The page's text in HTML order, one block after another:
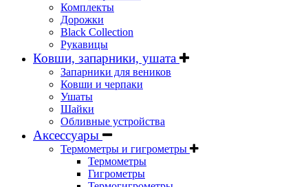
Комплекты
Дорожки
Black Collection
Рукавицы
Ковши, запарники, ушата
Запарники для веников
Ковши и черпаки
Ушаты
Шайки
Обливные устройства
Аксессуары
Термометры и гигрометры
Термометры
Гигрометры